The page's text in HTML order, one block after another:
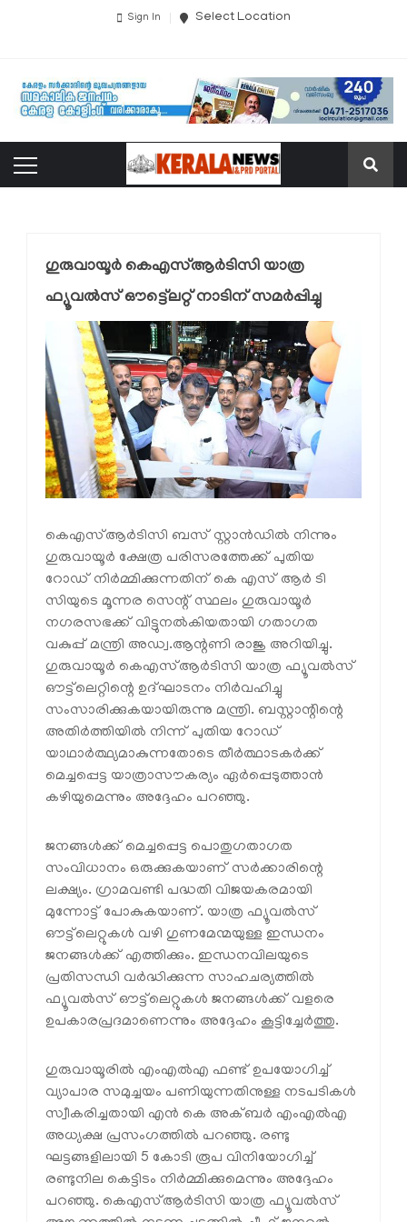
Sign In Select Location
ഗുരുവായൂർ കെഎസ്ആര്‍ടിസി യാത്ര
ഫ്യൂവല്‍സ് ഔട്ട്ലെറ്റ് നാടിന് സമർപ്പിച്ചു
കെഎസ്ആർടിസി ബസ് സ്റ്റാൻഡിൽ നിന്നും
ഗുരുവായൂർ ക്ഷേത്ര പരിസരത്തേക്ക് പുതിയ
റോഡ് നിർമ്മിക്കുന്നതിന് കെ എസ് ആർ ടി
സിയുടെ മൂന്നര സെന്റ് സ്ഥലം ഗുരുവായൂർ
നഗരസഭക്ക് വിട്ടുനൽകിയതായി ഗതാഗത
വകുപ്പ് മന്ത്രി അഡ്വ.ആന്റണി രാജു അറിയിച്ചു.
ഗുരുവായൂർ കെഎസ്ആര്‍ടിസി യാത്ര ഫ്യൂവല്‍സ്
ഔട്ട്‌ലെറ്റിന്റെ ഉദ്ഘാടനം നിർവഹിച്ചു
സംസാരിക്കുകയായിരുന്നു മന്ത്രി. ബസ്റ്റാന്റിന്റെ
അതിർത്തിയിൽ നിന്ന് പുതിയ റോഡ്
യാഥാർത്ഥ്യമാകുന്നതോടെ തീർത്ഥാടകർക്ക്
മെച്ചപ്പെട്ട യാത്രാസൗകര്യം ഏർപ്പെടുത്താൻ
കഴിയുമെന്നും അദ്ദേഹം പറഞ്ഞു.
ജനങ്ങൾക്ക് മെച്ചപ്പെട്ട പൊതുഗതാഗത
സംവിധാനം ഒരുക്കുകയാണ് സർക്കാരിന്റെ
ലക്ഷ്യം. ഗ്രാമവണ്ടി പദ്ധതി വിജയകരമായി
മുന്നോട്ട് പോകുകയാണ്. യാത്ര ഫ്യൂവല്‍സ്
ഔട്ട്‌ലെറ്റുകൾ വഴി ഗുണമേന്മയുള്ള ഇന്ധനം
ജനങ്ങൾക്ക് എത്തിക്കും. ഇന്ധനവിലയുടെ
പ്രതിസന്ധി വർദ്ധിക്കുന്ന സാഹചര്യത്തിൽ
ഫ്യൂവല്‍സ് ഔട്ട്‌ലെറ്റുകൾ ജനങ്ങൾക്ക് വളരെ
ഉപകാരപ്രദമാണെന്നും അദ്ദേഹം കൂട്ടിച്ചേർത്തു.
ഗുരുവായൂരിൽ എംഎൽഎ ഫണ്ട് ഉപയോഗിച്ച്
വ്യാപാര സമുച്ചയം പണിയുന്നതിനുള്ള നടപടികൾ
സ്വീകരിച്ചതായി എൻ കെ അക്ബർ എംഎൽഎ
അധ്യക്ഷ പ്രസംഗത്തിൽ പറഞ്ഞു. രണ്ടു
ഘട്ടങ്ങളിലായി 5 കോടി രൂപ വിനിയോഗിച്ച്
രണ്ടുനില കെട്ടിടം നിർമ്മിക്കുമെന്നും അദ്ദേഹം
പറഞ്ഞു. കെഎസ്ആര്‍ടിസി യാത്ര ഫ്യൂവല്‍സ്